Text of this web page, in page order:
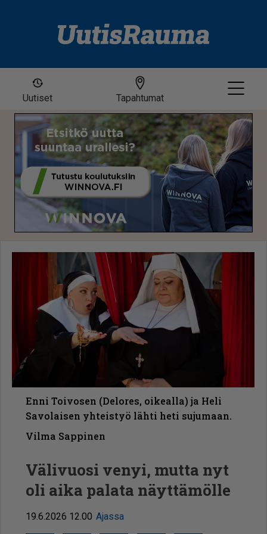
Uutiset Tapahtumat
Enni Toivosen (Delores, oikealla) ja Heli
Savolaisen yhteistyö lähti heti sujumaan.
Vilma Sappinen
Välivuosi venyi, mutta nyt
oli aika palata näyttämölle
19.6.2026 12.00 Ajassa